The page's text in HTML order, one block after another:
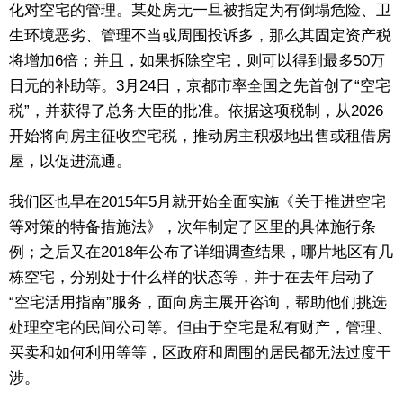
化对空宅的管理。某处房无一旦被指定为有倒塌危险、卫
生环境恶劣、管理不当或周围投诉多，那么其固定资产税
将增加6倍；并且，如果拆除空宅，则可以得到最多50万
日元的补助等。3月24日，京都市率全国之先首创了“空宅
税”，并获得了总务大臣的批准。依据这项税制，从2026
开始将向房主征收空宅税，推动房主积极地出售或租借房
屋，以促进流通。
我们区也早在2015年5月就开始全面实施《关于推进空宅
等对策的特备措施法》，次年制定了区里的具体施行条
例；之后又在2018年公布了详细调查结果，哪片地区有几
栋空宅，分别处于什么样的状态等，并于在去年启动了
“空宅活用指南”服务，面向房主展开咨询，帮助他们挑选
处理空宅的民间公司等。但由于空宅是私有财产，管理、
买卖和如何利用等等，区政府和周围的居民都无法过度干
涉。